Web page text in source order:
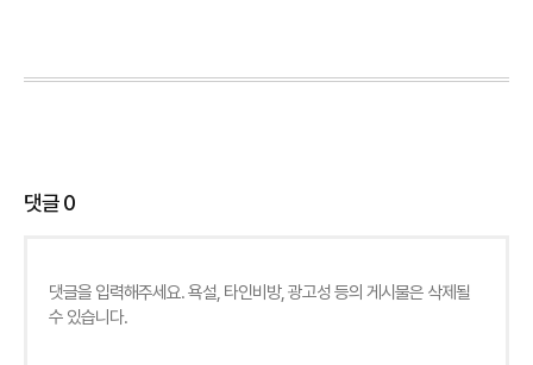
댓글0